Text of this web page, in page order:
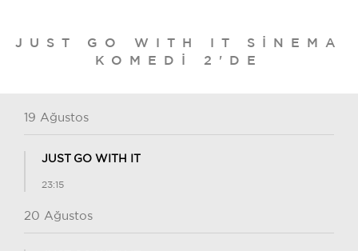
JUST GO WITH IT SINEMA
KOMEDI 2'DE
19 Ağustos
JUST GO WITH IT
23:15
20 Ağustos